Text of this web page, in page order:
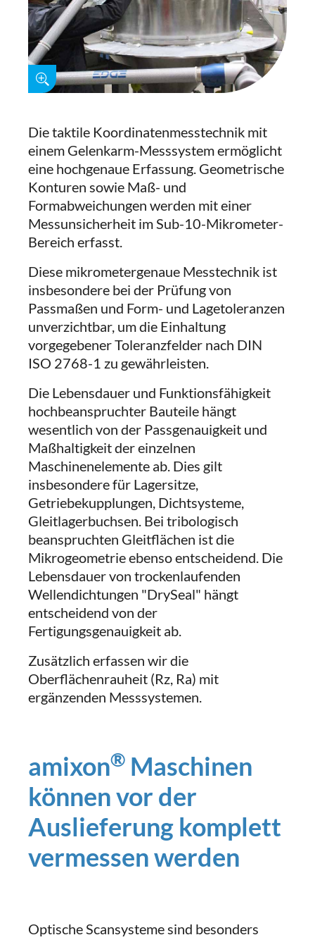
Die taktile Koordinatenmesstechnik mit
einem Gelenkarm-Messsystem ermöglicht
eine hochgenaue Erfassung. Geometrische
Konturen sowie Maß- und
Formabweichungen werden mit einer
Messunsicherheit im Sub-10-Mikrometer-
Bereich erfasst.
Diese mikrometergenaue Messtechnik ist
insbesondere bei der Prüfung von
Passmaßen und Form- und Lagetoleranzen
unverzichtbar, um die Einhaltung
vorgegebener Toleranzfelder nach DIN
ISO 2768-1 zu gewährleisten.
Die Lebensdauer und Funktionsfähigkeit
hochbeanspruchter Bauteile hängt
wesentlich von der Passgenauigkeit und
Maßhaltigkeit der einzelnen
Maschinenelemente ab. Dies gilt
insbesondere für Lagersitze,
Getriebekupplungen, Dichtsysteme,
Gleitlagerbuchsen. Bei tribologisch
beanspruchten Gleitflächen ist die
Mikrogeometrie ebenso entscheidend. Die
Lebensdauer von trockenlaufenden
Wellendichtungen "DrySeal" hängt
entscheidend von der
Fertigungsgenauigkeit ab.
Zusätzlich erfassen wir die
Oberflächenrauheit (Rz, Ra) mit
ergänzenden Messsystemen.
amixon® Maschinen
können vor der
Auslieferung komplett
vermessen werden
Optische Scansysteme sind besonders